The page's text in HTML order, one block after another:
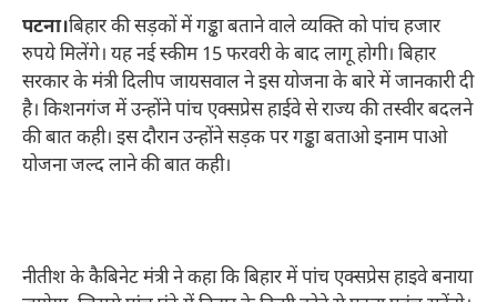
पटना।बिहार की सड़कों में गड्ढा बताने वाले व्यक्ति को पांच हजार
रुपये मिलेंगे। यह नई स्कीम 15 फरवरी के बाद लागू होगी। बिहार
सरकार के मंत्री दिलीप जायसवाल ने इस योजना के बारे में जानकारी दी
है। किशनगंज में उन्होंने पांच एक्सप्रेस हाईवे से राज्य की तस्वीर बदलने
की बात कही। इस दौरान उन्होंने सड़क पर गड्ढा बताओ इनाम पाओ
योजना जल्द लाने की बात कही।
नीतीश के कैबिनेट मंत्री ने कहा कि बिहार में पांच एक्सप्रेस हाइवे बनाया